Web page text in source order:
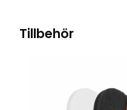
Tillbehör